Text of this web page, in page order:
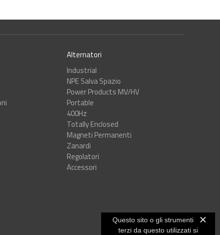
Alternatori
Industrial
NPE Salva Spazio
Power Products MV/HV
Portable
400Hz
Totally Enclosed
Magneti Permanenti
Zanardi
Regolatori
Accessori
✕
Questo sito o gli strumenti
terzi da questo utilizzati si